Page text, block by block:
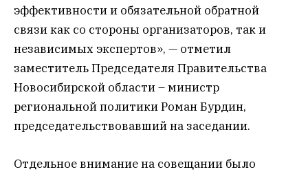
эффективности и обязательной обратной
связи как со стороны организаторов, так и
независимых экспертов», — отметил
заместитель Председателя Правительства
Новосибирской области – министр
региональной политики Роман Бурдин,
председательствовавший на заседании.
Отдельное внимание на совещании было